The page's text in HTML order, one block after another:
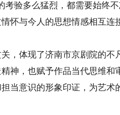
验多么猛烈，都需要始终
怀与今人的思想情感相互连
体现了济南市京剧院的不
神，也赋予作品当代思维
当意识的形象印证，为艺术